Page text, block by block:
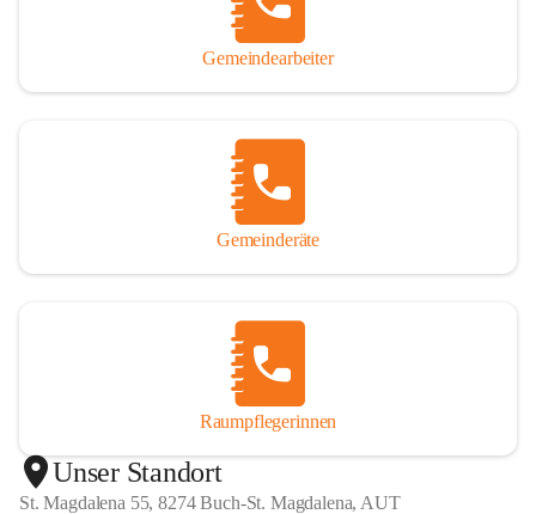
Gemeindearbeiter
Gemeinderäte
Raumpflegerinnen
Unser Standort
St. Magdalena 55, 8274 Buch-St. Magdalena, AUT